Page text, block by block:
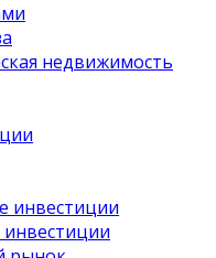
недвижимость
инвестиции